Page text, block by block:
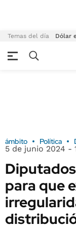
Temas del día Dólar
ámbito Política
5 de junio 2024 -
para que